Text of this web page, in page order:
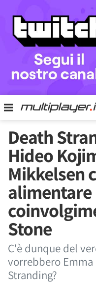
Death
Hideo
Mikkelsen
alimentare
Stone
C'è dunque del
vorrebbero Emma
Stranding?